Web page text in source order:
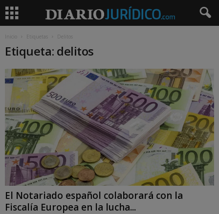
Inicio Etiquetas Delitos
Etiqueta: delitos
El Notariado español colaborará con la
Fiscalía Europea en la lucha...